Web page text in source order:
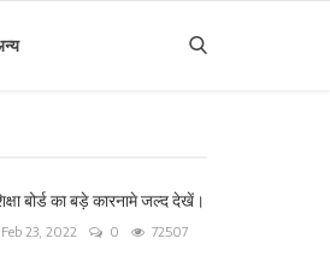
बोर्ड का बड़े कारनामे जल्द देखें।
Feb 23, 2022 0 72507